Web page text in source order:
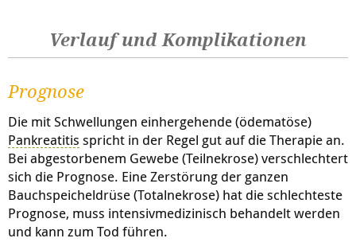
Verlauf und Komplikationen
Prognose
Die mit Schwellungen einhergehende (ödematöse)
Pankreatitis spricht in der Regel gut auf die Therapie an.
Bei abgestorbenem Gewebe (Teilnekrose) verschlechtert
sich die Prognose. Eine Zerstörung der ganzen
Bauchspeicheldrüse (Totalnekrose) hat die schlechteste
Prognose, muss intensivmedizinisch behandelt werden
und kann zum Tod führen.